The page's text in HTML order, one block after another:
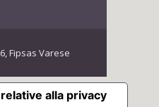
Fipsas Varese
alla privacy